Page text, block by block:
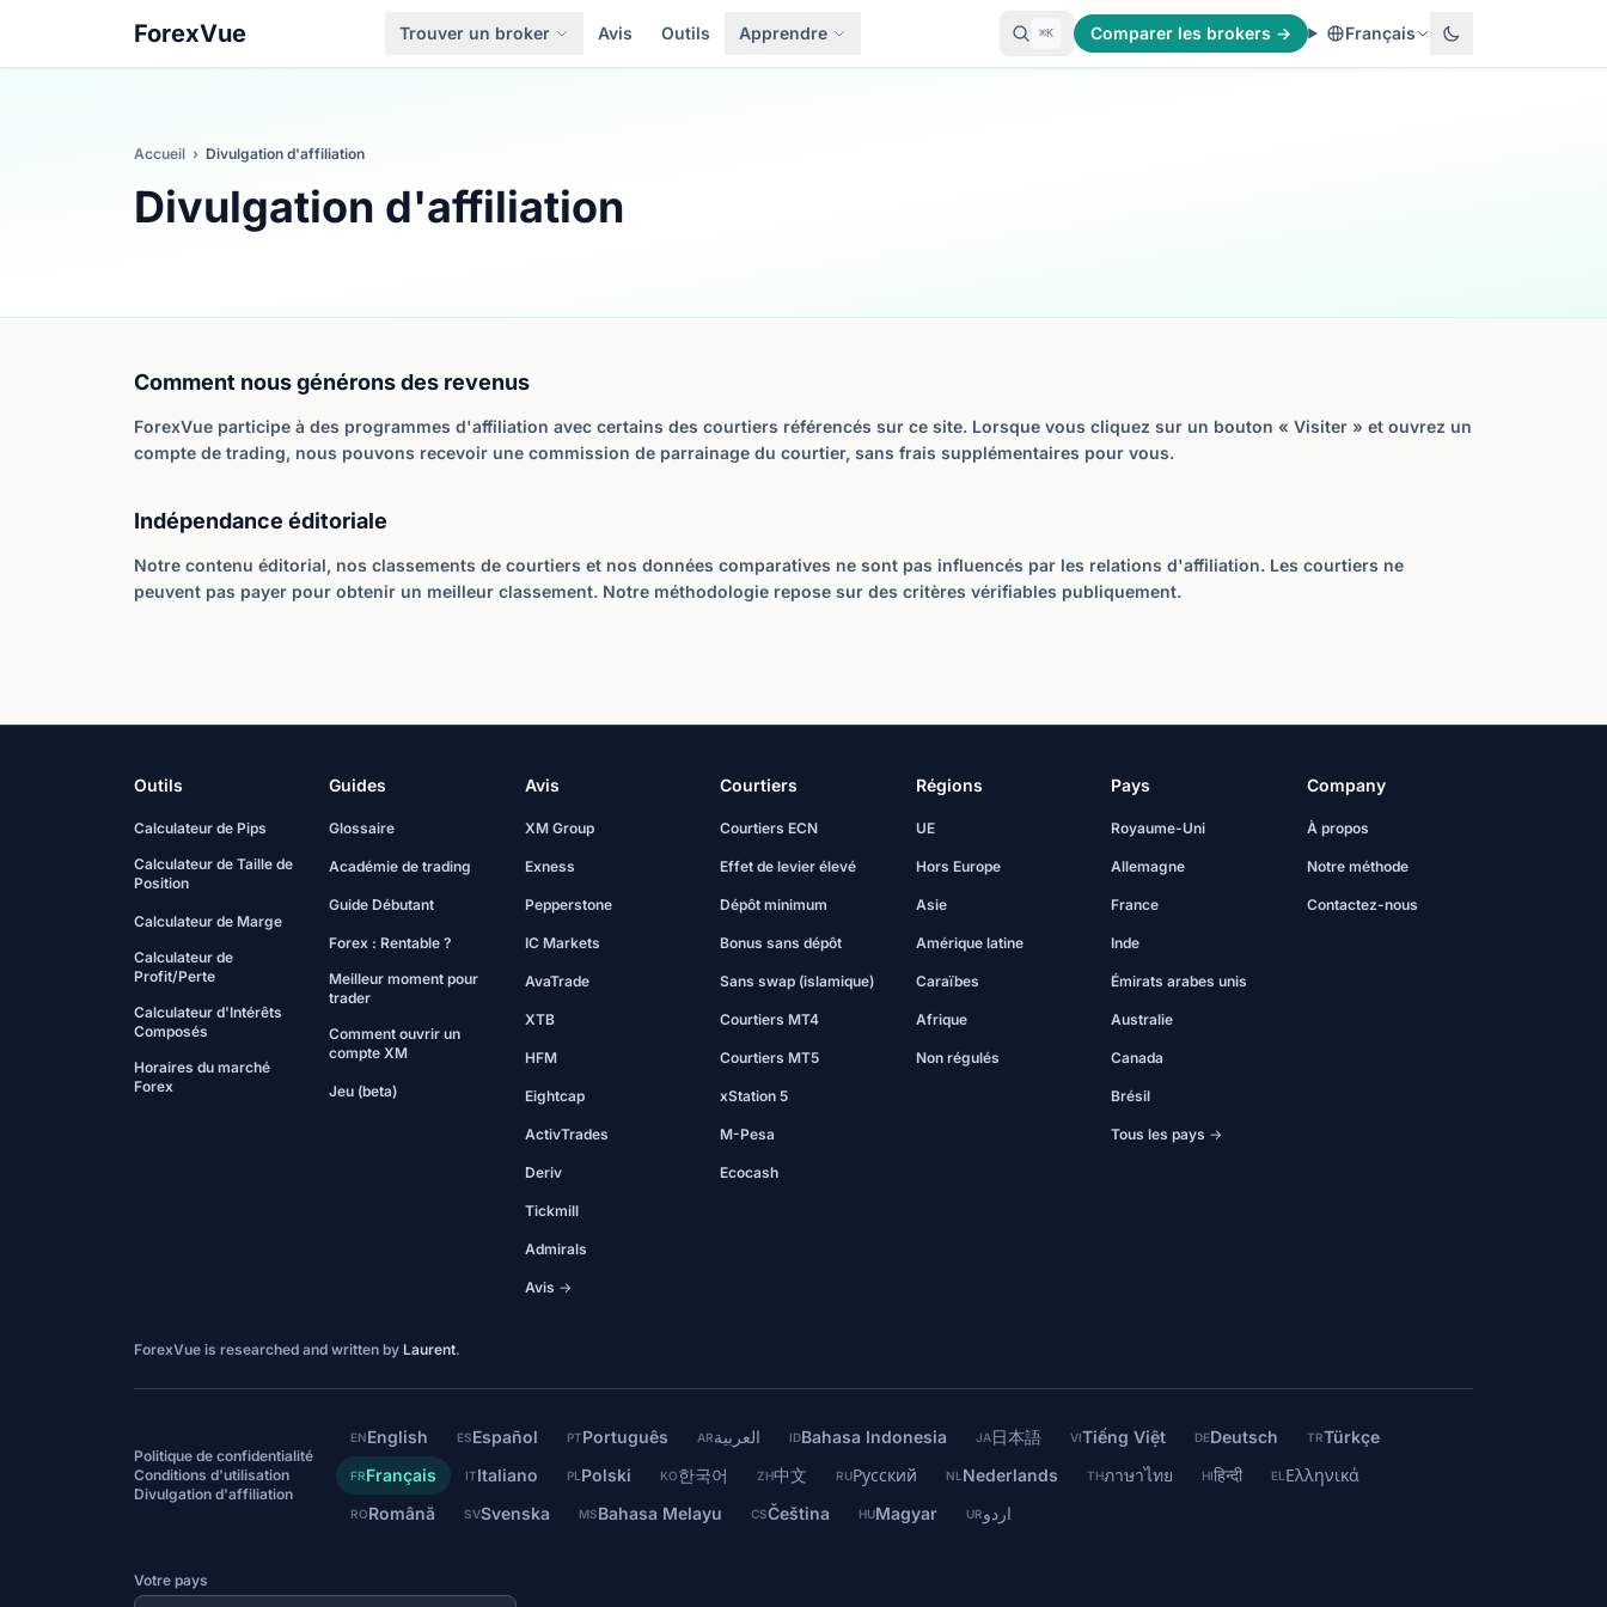
ForexVue Trouver un broker Avis Outils Apprendre ⌘K Comparer les brokers → Français
Accueil › Divulgation d'affiliation
Divulgation d'affiliation
Comment nous générons des revenus
ForexVue participe à des programmes d'affiliation avec certains des courtiers référencés sur ce site. Lorsque vous cliquez sur un bouton « Visiter » et ouvrez un
compte de trading, nous pouvons recevoir une commission de parrainage du courtier, sans frais supplémentaires pour vous.
Indépendance éditoriale
Notre contenu éditorial, nos classements de courtiers et nos données comparatives ne sont pas influencés par les relations d'affiliation. Les courtiers ne
peuvent pas payer pour obtenir un meilleur classement. Notre méthodologie repose sur des critères vérifiables publiquement.
Outils
Calculateur de Pips
Calculateur de Taille de
Position
Calculateur de Marge
Calculateur de
Profit/Perte
Calculateur d'Intérêts
Composés
Horaires du marché
Forex
Guides
Glossaire
Académie de trading
Guide Débutant
Forex : Rentable ?
Meilleur moment pour
trader
Comment ouvrir un
compte XM
Jeu (beta)
Avis
XM Group
Exness
Pepperstone
IC Markets
AvaTrade
XTB
HFM
Eightcap
ActivTrades
Deriv
Tickmill
Admirals
Avis →
Courtiers
Courtiers ECN
Effet de levier élevé
Dépôt minimum
Bonus sans dépôt
Sans swap (islamique)
Courtiers MT4
Courtiers MT5
xStation 5
M-Pesa
Ecocash
Régions
UE
Hors Europe
Asie
Amérique latine
Caraïbes
Afrique
Non régulés
Pays
Royaume-Uni
Allemagne
France
Inde
Émirats arabes unis
Australie
Canada
Brésil
Tous les pays →
Company
À propos
Notre méthode
Contactez-nous
ForexVue is researched and written by Laurent.
Politique de confidentialité
Conditions d'utilisation
Divulgation d'affiliation
ENEnglish ESEspañol PTPortuguês ARالعربية IDBahasa Indonesia JA日本語 VITiếng Việt DEDeutsch TRTürkçe
FRFrançais ITItaliano PL Polski KO한국어 ZH中文 RUРусский NL Nederlands THภาษาไทย HIहिन्दी EL Ελληνικά
RORomână SVSvenska MSBahasa Melayu CSČeština HUMagyar URاردو
Votre pays